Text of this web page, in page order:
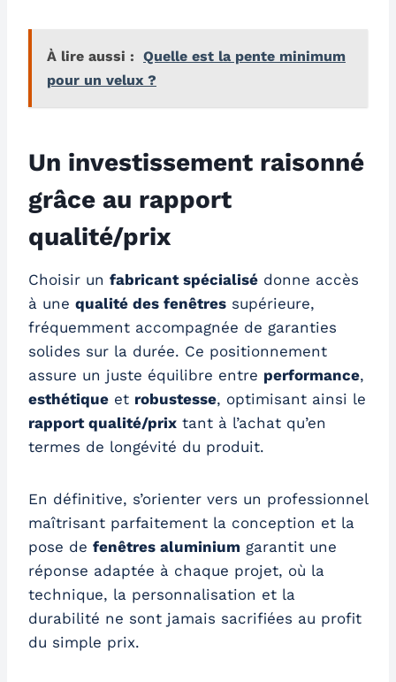
À lire aussi : Quelle est la pente minimum
pour un velux ?
Un investissement raisonné
grâce au rapport
qualité/prix
Choisir un fabricant spécialisé donne accès
à une qualité des fenêtres supérieure,
fréquemment accompagnée de garanties
solides sur la durée. Ce positionnement
assure un juste équilibre entre performance,
esthétique et robustesse, optimisant ainsi le
rapport qualité/prix tant à l’achat qu’en
termes de longévité du produit.
En définitive, s’orienter vers un professionnel
maîtrisant parfaitement la conception et la
pose de fenêtres aluminium garantit une
réponse adaptée à chaque projet, où la
technique, la personnalisation et la
durabilité ne sont jamais sacrifiées au profit
du simple prix.